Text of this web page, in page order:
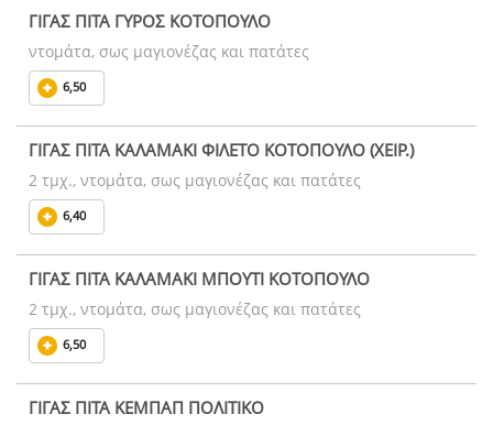
ΓΙΓΑΣ ΠΙΤΑ ΓΥΡΟΣ ΚΟΤΟΠΟΥΛΟ
ντομάτα, σως μαγιονέζας και πατάτες
6,50
ΓΙΓΑΣ ΠΙΤΑ ΚΑΛΑΜΑΚΙ ΦΙΛΕΤΟ ΚΟΤΟΠΟΥΛΟ (ΧΕΙΡ.)
2 τμχ., ντομάτα, σως μαγιονέζας και πατάτες
6,40
ΓΙΓΑΣ ΠΙΤΑ ΚΑΛΑΜΑΚΙ ΜΠΟΥΤΙ ΚΟΤΟΠΟΥΛΟ
2 τμχ., ντομάτα, σως μαγιονέζας και πατάτες
6,50
ΓΙΓΑΣ ΠΙΤΑ ΚΕΜΠΑΠ ΠΟΛΙΤΙΚΟ